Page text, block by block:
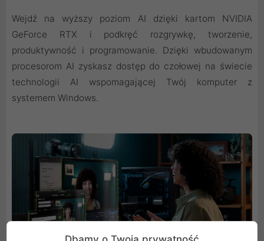
Wejdź na wyższy poziom AI dzięki kartom NVIDIA
GeForce RTX i podkręć rozgrywkę, tworzenie,
produktywność i programowanie. Dzięki wbudowanym
procesorom AI zyskasz dostęp do czołowej na świecie
technologii AI wspomagającej Twój komputer z
systemem Windows.